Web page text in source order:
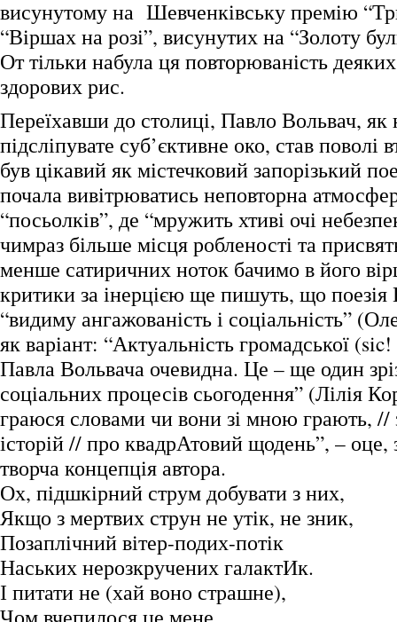
висунутому на Шевченківську премію
“Віршах на розі”, висунутих на “Золоту
От тільки набула ця повторюваність
здорових рис.
Переїхавши до столиці, Павло Вольвач, як
підсліпувате суб’єктивне око, став поволі
був цікавий як містечковий запорізький
почала вивітрюватись неповторна
“посьолків”, де “мружить хтиві очі
чимраз більше місця робленості та
менше сатиричних ноток бачимо в його
критики за інерцією ще пишуть, що поезія
“видиму ангажованість і соціальність”
як варіант: “Актуальність громадської
Павла Вольвача очевидна. Це – ще один
соціальних процесів сьогодення” (Лілія
граюся словами чи вони зі мною грають, //
історій // про квадрАтовий щодень”, – оце,
творча концепція автора.
Ох, підшкірний струм добувати з них,
Якщо з мертвих струн не утік, не зник,
Позаплічний вітер-подих-потік
Наських нерозкручених галактИк.
І питати не (хай воно страшне),